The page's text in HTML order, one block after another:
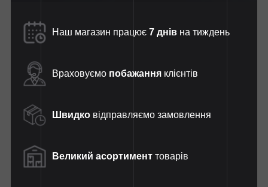
Наш магазин працює 7 днів на тиждень
Враховуємо побажання клієнтів
Швидко відправляємо замовлення
Великий асортимент товарів